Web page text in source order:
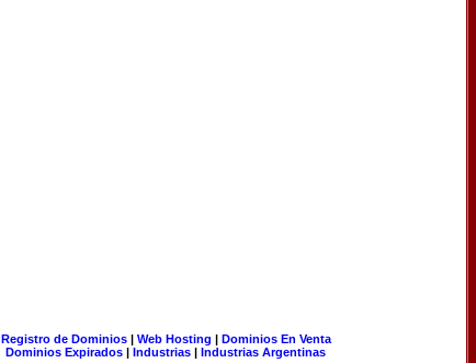
Registro de Dominios| Web Hosting | Dominios En Venta
Dominios Expirados | Industrias | Industrias Argentinas